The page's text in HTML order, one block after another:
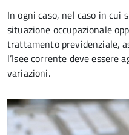
In ogni caso, nel caso in
situazione occupazionale
trattamento previdenziale,
l’Isee corrente deve essere
variazioni.